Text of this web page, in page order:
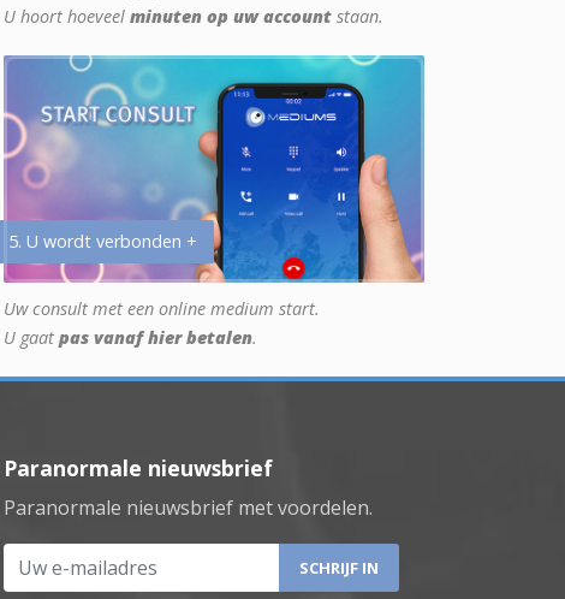
U hoort hoeveel minuten op uw account staan.
5. U wordt verbonden +
Uw consult met een online medium start.
U gaat pas vanaf hier betalen.
Paranormale nieuwsbrief
Paranormale nieuwsbrief met voordelen.
Uw e-mailadres